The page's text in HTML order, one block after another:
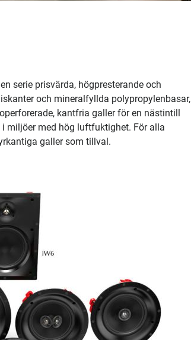
serie prisvärda, högpresterande och
och mineralfyllda polypropylenbasar,
kantfria galler för en nästintill
miljöer med hög luftfuktighet. För alla
galler som tillval.